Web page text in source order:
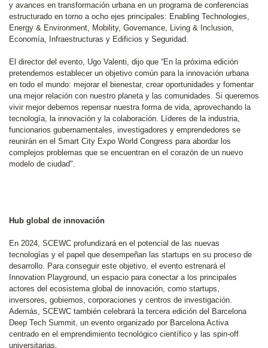
y avances en transformación urbana en un programa de conferencias
estructurado en torno a ocho ejes principales: Enabling Technologies,
Energy & Environment, Mobility, Governance, Living & Inclusion,
Economía, Infraestructuras y Edificios y Seguridad.
El director del evento, Ugo Valenti, dijo que “En la próxima edición
pretendemos establecer un objetivo común para la innovación urbana
en todo el mundo: mejorar el bienestar, crear oportunidades y fomentar
una mejor relación con nuestro planeta y las comunidades. Si queremos
vivir mejor debemos repensar nuestra forma de vida, aprovechando la
tecnología, la innovación y la colaboración. Líderes de la industria,
funcionarios gubernamentales, investigadores y emprendedores se
reunirán en el Smart City Expo World Congress para abordar los
complejos problemas que se encuentran en el corazón de un nuevo
modelo de ciudad".
Hub global de innovación
En 2024, SCEWC profundizará en el potencial de las nuevas
tecnologías y el papel que desempeñan las startups en su proceso de
desarrollo. Para conseguir este objetivo, el evento estrenará el
Innovation Playground, un espacio para conectar a los principales
actores del ecosistema global de innovación, como startups,
inversores, gobiernos, corporaciones y centros de investigación.
Además, SCEWC también celebrará la tercera edición del Barcelona
Deep Tech Summit, un evento organizado por Barcelona Activa
centrado en el emprendimiento tecnológico científico y las spin-off
universitarias.